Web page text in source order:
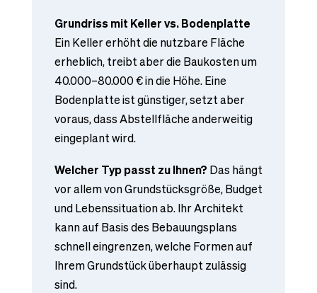
Grundriss mit Keller vs. Bodenplatte
Ein Keller erhöht die nutzbare Fläche
erheblich, treibt aber die Baukosten um
40.000–80.000 € in die Höhe. Eine
Bodenplatte ist günstiger, setzt aber
voraus, dass Abstellfläche anderweitig
eingeplant wird.
Welcher Typ passt zu Ihnen? Das hängt
vor allem von Grundstücksgröße, Budget
und Lebenssituation ab. Ihr Architekt
kann auf Basis des Bebauungsplans
schnell eingrenzen, welche Formen auf
Ihrem Grundstück überhaupt zulässig
sind.